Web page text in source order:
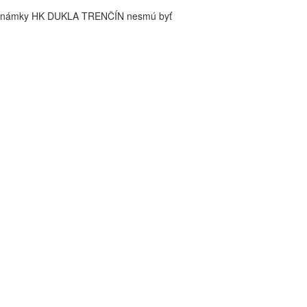
HK DUKLA TRENČÍN nesmú byť